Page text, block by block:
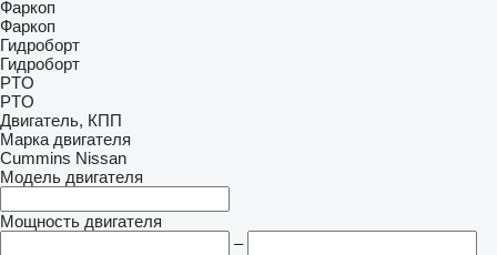
Фаркоп
Фаркоп
Гидроборт
Гидроборт
PTO
PTO
Двигатель, КПП
Марка двигателя
Cummins Nissan
Модель двигателя
Мощность двигателя
–